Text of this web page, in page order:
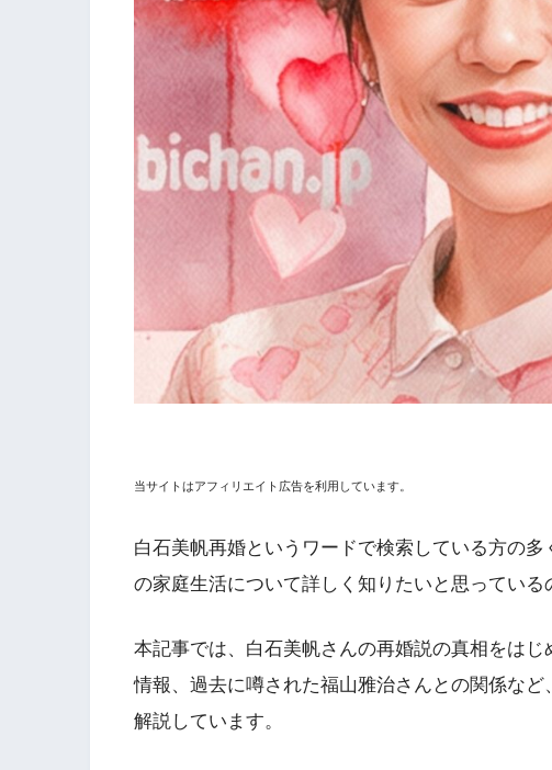
当サイトはアフィリエイト広告を利用しています。
白石美帆再婚というワードで検索している方の
の家庭生活について詳しく知りたいと思っている
本記事では、白石美帆さんの再婚説の真相をは
情報、過去に噂された福山雅治さんとの関係な
解説しています。